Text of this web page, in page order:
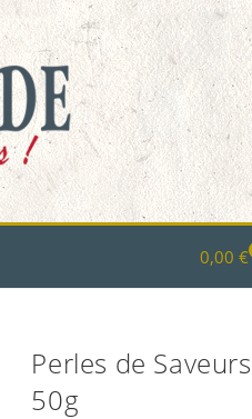
0,00 €
Perles de
50g